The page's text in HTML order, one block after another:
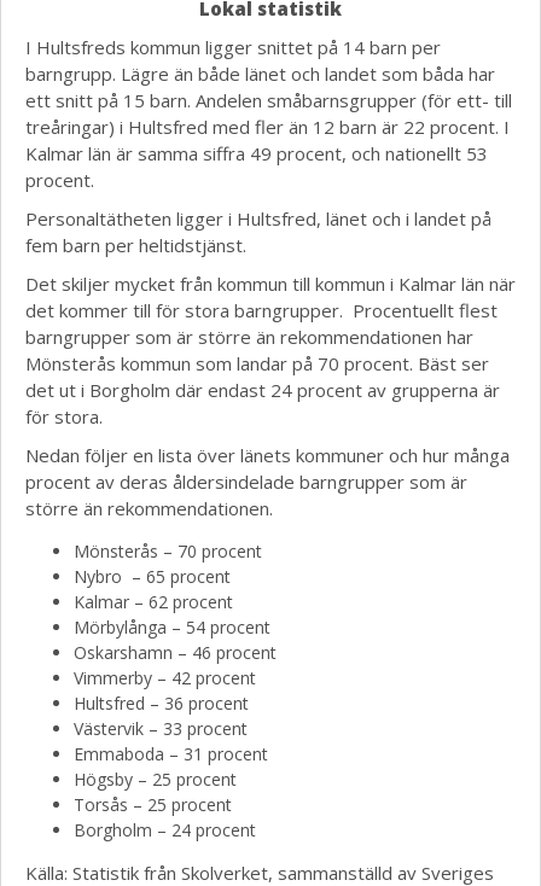
Lokal statistik
I Hultsfreds kommun ligger snittet på 14 barn per
barngrupp. Lägre än både länet och landet som båda har
ett snitt på 15 barn. Andelen småbarnsgrupper (för ett- till
treåringar) i Hultsfred med fler än 12 barn är 22 procent. I
Kalmar län är samma siffra 49 procent, och nationellt 53
procent.
Personaltätheten ligger i Hultsfred, länet och i landet på
fem barn per heltidstjänst.
Det skiljer mycket från kommun till kommun i Kalmar län när
det kommer till för stora barngrupper. Procentuellt flest
barngrupper som är större än rekommendationen har
Mönsterås kommun som landar på 70 procent. Bäst ser
det ut i Borgholm där endast 24 procent av grupperna är
för stora.
Nedan följer en lista över länets kommuner och hur många
procent av deras åldersindelade barngrupper som är
större än rekommendationen.
Mönsterås – 70 procent
Nybro – 65 procent
Kalmar – 62 procent
Mörbylånga – 54 procent
Oskarshamn – 46 procent
Vimmerby – 42 procent
Hultsfred – 36 procent
Västervik – 33 procent
Emmaboda – 31 procent
Högsby – 25 procent
Torsås – 25 procent
Borgholm – 24 procent
Källa: Statistik från Skolverket, sammanställd av Sveriges